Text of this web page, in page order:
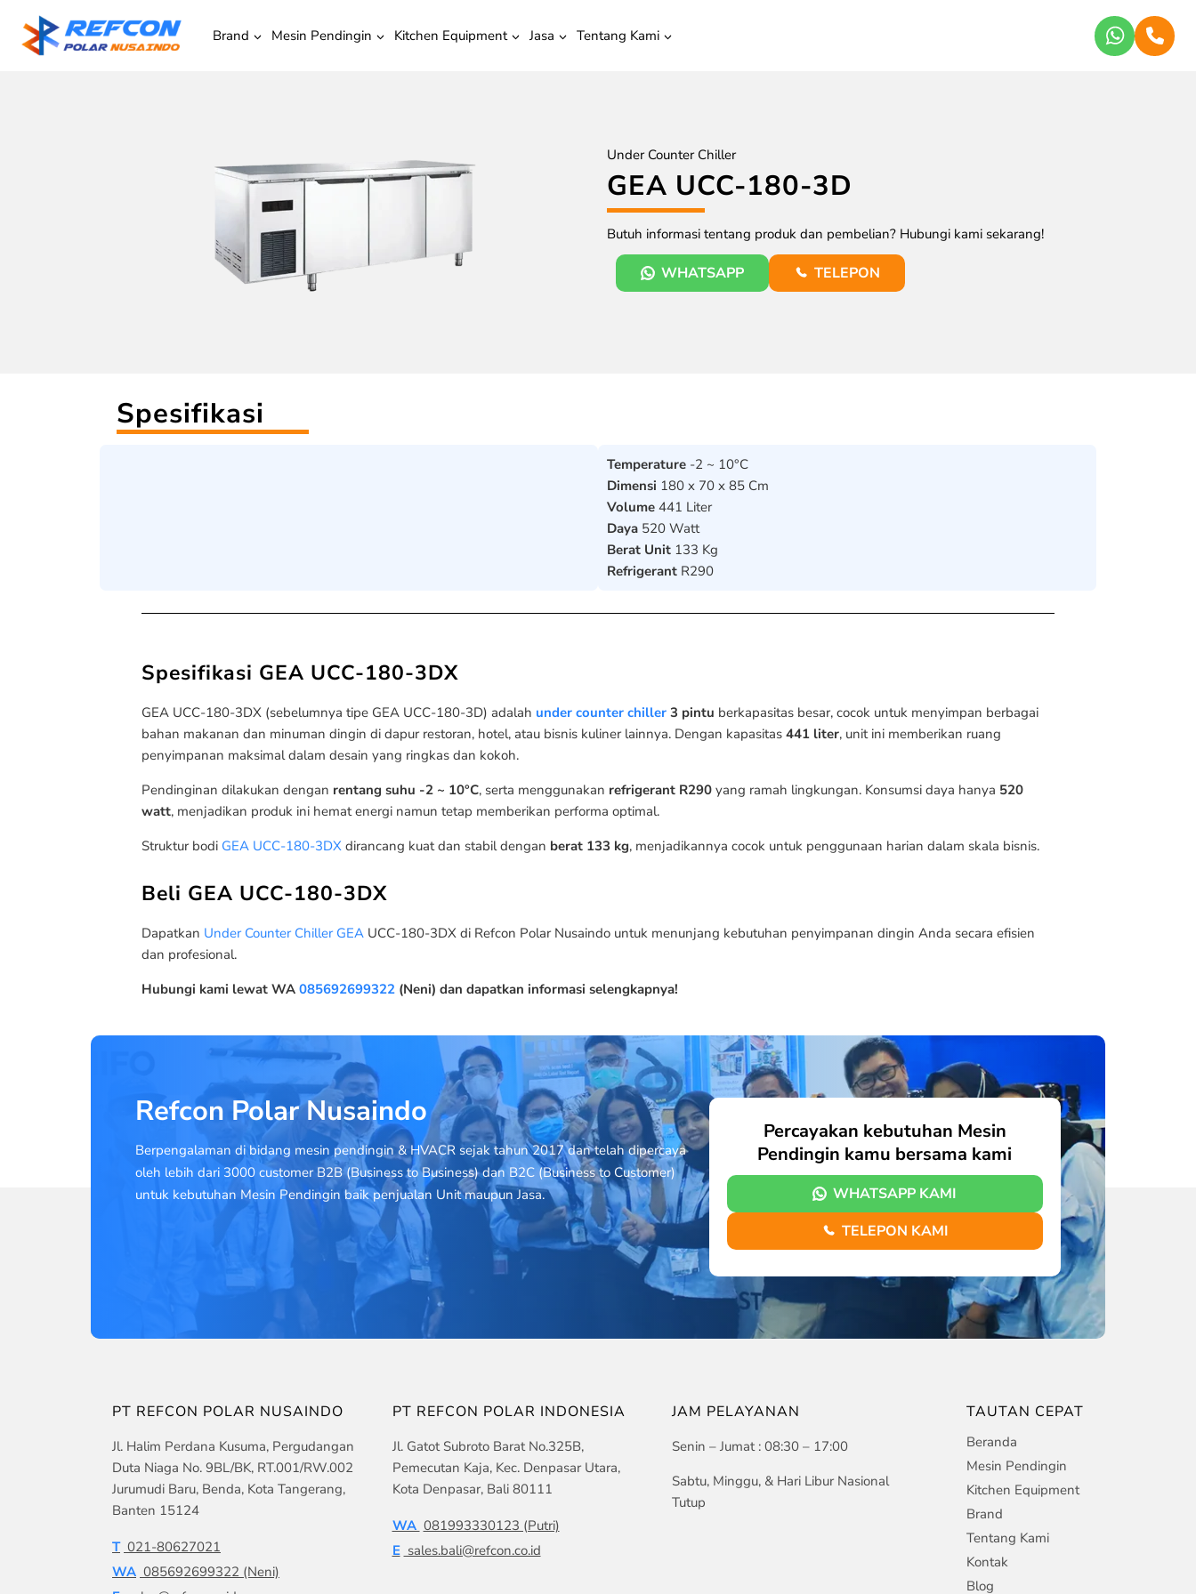
Brand Mesin Pendingin Kitchen Equipment Jasa Tentang Kami
Under Counter Chiller
GEA UCC-180-3D
Butuh informasi tentang produk dan pembelian? Hubungi kami sekarang!
WHATSAPP TELEPON
Spesifikasi
Temperature -2 ~ 10°C
Dimensi 180 x 70 x 85 Cm
Volume 441 Liter
Daya 520 Watt
Berat Unit 133 Kg
Refrigerant R290
Spesifikasi GEA UCC-180-3DX
GEA UCC-180-3DX (sebelumnya tipe GEA UCC-180-3D) adalah under counter chiller 3 pintu berkapasitas besar, cocok untuk menyimpan berbagai
bahan makanan dan minuman dingin di dapur restoran, hotel, atau bisnis kuliner lainnya. Dengan kapasitas 441 liter, unit ini memberikan ruang
penyimpanan maksimal dalam desain yang ringkas dan kokoh.
Pendinginan dilakukan dengan rentang suhu -2 ~ 10°C, serta menggunakan refrigerant R290 yang ramah lingkungan. Konsumsi daya hanya 520
watt, menjadikan produk ini hemat energi namun tetap memberikan performa optimal.
Struktur bodi GEA UCC-180-3DX dirancang kuat dan stabil dengan berat 133 kg, menjadikannya cocok untuk penggunaan harian dalam skala bisnis.
Beli GEA UCC-180-3DX
Dapatkan Under Counter Chiller GEA UCC-180-3DX di Refcon Polar Nusaindo untuk menunjang kebutuhan penyimpanan dingin Anda secara efisien
dan profesional.
Hubungi kami lewat WA 085692699322 (Neni) dan dapatkan informasi selengkapnya!
Refcon Polar Nusaindo
Berpengalaman di bidang mesin pendingin & HVACR sejak tahun 2017 dan telah dipercaya
oleh lebih dari 3000 customer B2B (Business to Business) dan B2C (Business to Customer)
untuk kebutuhan Mesin Pendingin baik penjualan Unit maupun Jasa.
Percayakan kebutuhan Mesin
Pendingin kamu bersama kami
WHATSAPP KAMI
TELEPON KAMI
PT REFCON POLAR NUSAINDO
Jl. Halim Perdana Kusuma, Pergudangan
Duta Niaga No. 9BL/BK, RT.001/RW.002
Jurumudi Baru, Benda, Kota Tangerang,
Banten 15124
T 021-80627021
WA 085692699322 (Neni)
PT REFCON POLAR INDONESIA
Jl. Gatot Subroto Barat No.325B,
Pemecutan Kaja, Kec. Denpasar Utara,
Kota Denpasar, Bali 80111
WA 081993330123 (Putri)
E sales.bali@refcon.co.id
JAM PELAYANAN
Senin – Jumat : 08:30 – 17:00
Sabtu, Minggu, & Hari Libur Nasional
Tutup
TAUTAN CEPAT
Beranda
Mesin Pendingin
Kitchen Equipment
Brand
Tentang Kami
Kontak
Blog